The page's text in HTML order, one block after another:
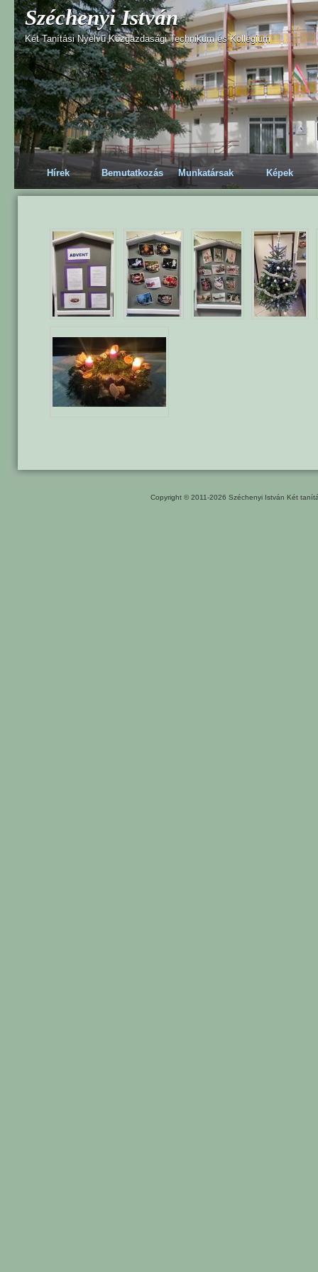
Széchenyi István
Két Tanítási Nyelvű Közgazdasági Technikum és Kollégium
Hírek Bemutatkozás Munkatársak Képek
Copyright © 2011-2026 Széchenyi István Két